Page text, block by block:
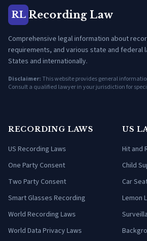
RL Recording Law
Comprehensive legal information about
requirements, and various state and federal
States and internationally.
Disclaimer:This website provides general
Consult a qualified lawyer in your jurisdiction for
RECORDING LAWS
US Recording Laws
One Party Consent
Two Party Consent
Smart Glasses Recording
World Recording Laws
World Data Privacy Laws
US
Hit and
Child
Car
Lemon